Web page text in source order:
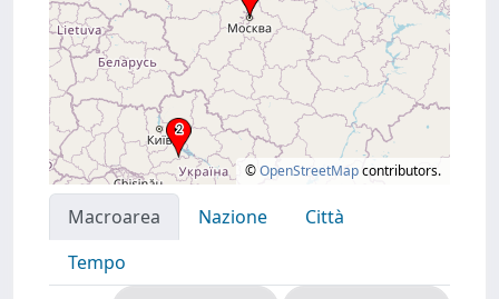
©OpenStreetMapcontributors.
Macroarea Nazione
Città
Tempo